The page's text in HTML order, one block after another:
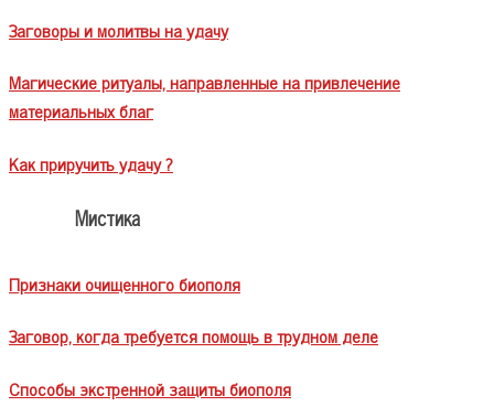
Заговоры и молитвы на удачу
Магические ритуалы, направленные на привлечение
материальных благ
Как приручить удачу ?
Мистика
Признаки очищенного биополя
Заговор, когда требуется помощь в трудном деле
Способы экстренной защиты биополя